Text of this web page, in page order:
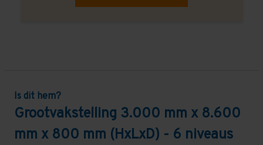
Is dit hem?
Grootvakstelling 3.000 mm x 8.600
mm x 800 mm (HxLxD) - 6 niveaus